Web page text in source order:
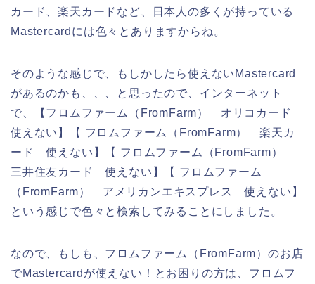
カード、楽天カードなど、日本人の多くが持っている
Mastercardには色々とありますからね。
そのような感じで、もしかしたら使えないMastercard
があるのかも、、、と思ったので、インターネット
で、【フロムファーム（FromFarm） オリコカード
使えない】【 フロムファーム（FromFarm） 楽天カ
ード 使えない】【 フロムファーム（FromFarm）
三井住友カード 使えない】【 フロムファーム
（FromFarm） アメリカンエキスプレス 使えない】
という感じで色々と検索してみることにしました。
なので、もしも、フロムファーム（FromFarm）のお店
でMastercardが使えない！とお困りの方は、フロムフ